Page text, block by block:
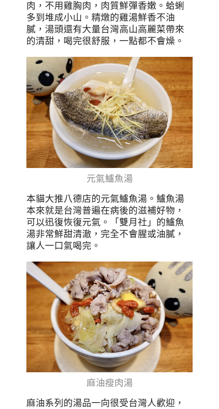
肉，不用雞胸肉，肉質鮮彈香嫩。蛤蜊
多到堆成小山。精燉的雞湯鮮香不油
膩，湯頭還有大量台灣高山高麗菜帶來
的清甜，喝完很舒服，一點都不會燥。
元氣鱸魚湯
本貓大推八德店的元氣鱸魚湯。鱸魚湯
本來就是台灣普遍在病後的滋補好物，
可以迅復恢復元氣。「雙月社」的鱸魚
湯非常鮮甜清澈，完全不會腥或油膩，
讓人一口氣喝完。
麻油瘦肉湯
麻油系列的湯品一向很受台灣人歡迎，